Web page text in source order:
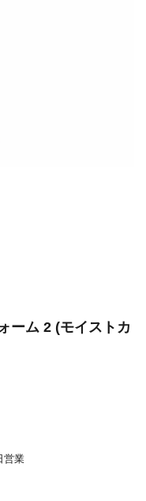
ーム 2 (モイストカ
営業